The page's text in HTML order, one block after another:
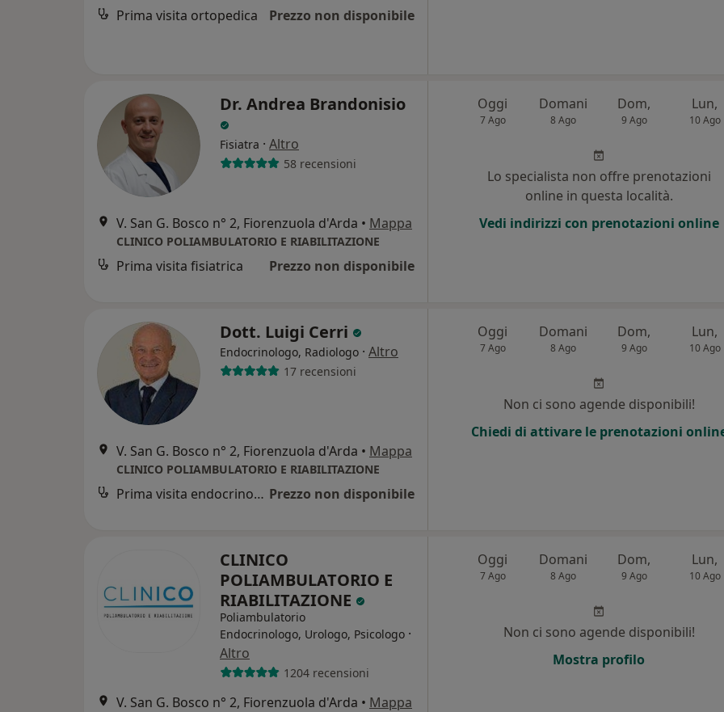
Prima visita ortopedica Prezzo non disponibile
Dr. Andrea Brandonisio
Fisiatra · Altro
58 recensioni
V. San G. Bosco n° 2, Fiorenzuola d'Arda • Mappa
CLINICO POLIAMBULATORIO E RIABILITAZIONE
Prima visita fisiatrica Prezzo non disponibile
Oggi
7 Ago
Domani
8 Ago
Dom,
9 Ago
Lun,
10 Ago
Lo specialista non offre prenotazioni
online in questa località.
Vedi indirizzi con prenotazioni online
Dott. Luigi Cerri
Endocrinologo, Radiologo · Altro
17 recensioni
V. San G. Bosco n° 2, Fiorenzuola d'Arda • Mappa
CLINICO POLIAMBULATORIO E RIABILITAZIONE
Prima visita endocrinologica Prezzo non disponibile
Oggi
7 Ago
Domani
8 Ago
Dom,
9 Ago
Lun,
10 Ago
Non ci sono agende disponibili!
Chiedi di attivare le prenotazioni
CLINICO
POLIAMBULATORIO E
RIABILITAZIONE
Poliambulatorio
Endocrinologo, Urologo, Psicologo ·
Altro
1204 recensioni
V. San G. Bosco n° 2, Fiorenzuola d'Arda • Mappa
Oggi
7 Ago
Domani
8 Ago
Dom,
9 Ago
Lun,
10 Ago
Non ci sono agende disponibili!
Mostra profilo